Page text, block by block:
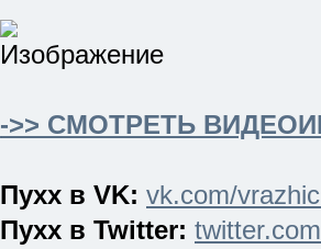
->> СМОТРЕТЬ
Пухх в VK: vk.com/
Пухх в Twitter: